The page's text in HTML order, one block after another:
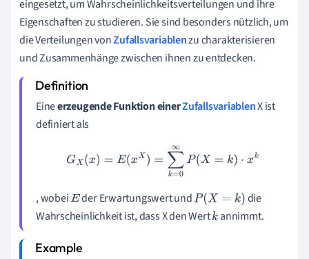
eingesetzt, um Wahrscheinlichkeitsverteilungen und ihre
Eigenschaften zu studieren. Sie sind besonders nützlich, um
die Verteilungen vonZufallsvariablenzu charakterisieren
und Zusammenhänge zwischen ihnen zu entdecken.
Eineerzeugende Funktion einerZufallsvariablenX ist
definiert als
G
)=E(xX)= =0∞ P(X=k)
, wobeiE der Erwartungswert undP(X=k )
die
Wahrscheinlichkeit ist, dass X den Wertk annimmt.